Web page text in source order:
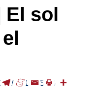
El sol
/ 2019-05-13